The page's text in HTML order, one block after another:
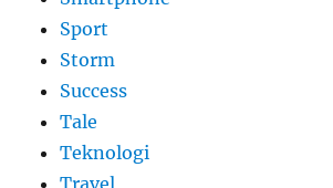
Sport
Storm
Success
Tale
Teknologi